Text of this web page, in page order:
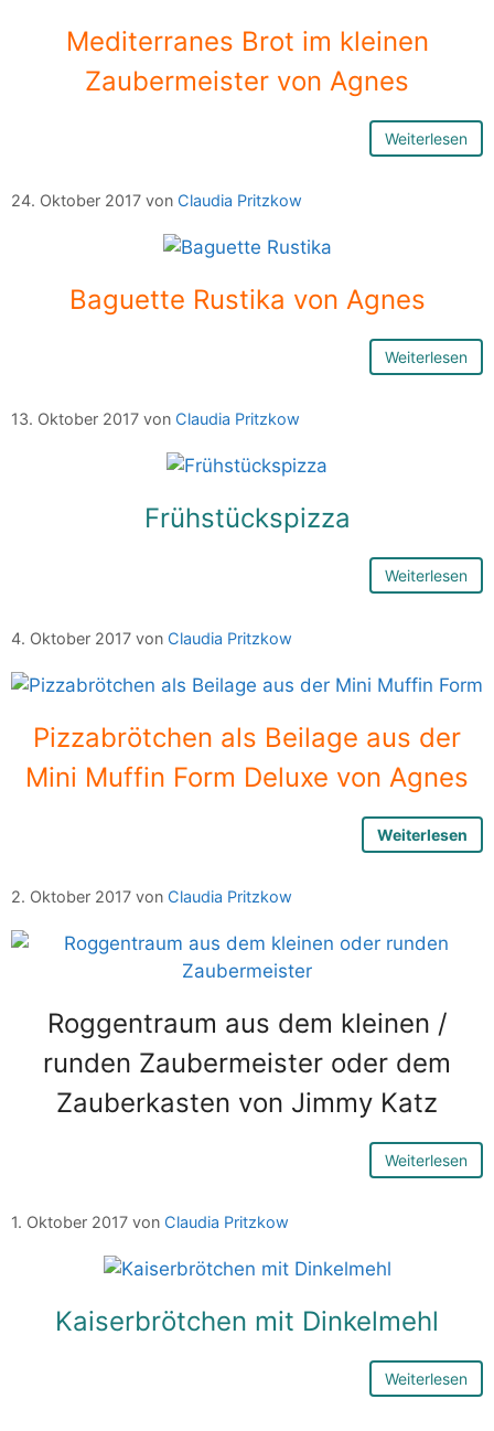
Mediterranes Brot im kleinen
Zaubermeister von Agnes
Weiterlesen
24. Oktober 2017 von Claudia Pritzkow
Baguette Rustika von Agnes
Weiterlesen
13. Oktober 2017 von Claudia Pritzkow
Frühstückspizza
Weiterlesen
4. Oktober 2017 von Claudia Pritzkow
Pizzabrötchen als Beilage aus der
Mini Muffin Form Deluxe von Agnes
Weiterlesen
2. Oktober 2017 von Claudia Pritzkow
Roggentraum aus dem kleinen /
runden Zaubermeister oder dem
Zauberkasten von Jimmy Katz
Weiterlesen
1. Oktober 2017 von Claudia Pritzkow
Kaiserbrötchen mit Dinkelmehl
Weiterlesen